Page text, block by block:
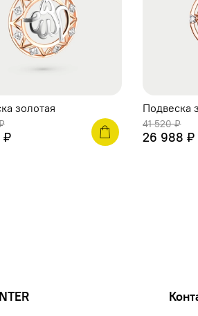
золотая
₽
Подвеска
41 520 ₽
26 988 ₽